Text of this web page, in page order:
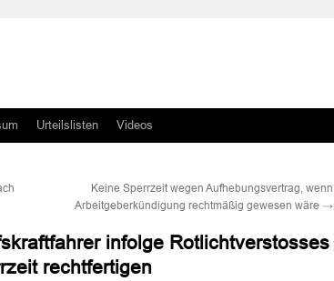
Urteilslisten Videos
Keine Sperrzeit wegen Aufhebungsvertrag, wenn
Arbeitgeberkündigung rechtmäßig gewesen wäre →
infolge Rotlichtverstosses
rechtfertigen